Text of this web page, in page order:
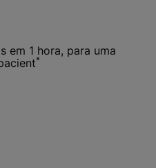
em 1 hora, para uma
*